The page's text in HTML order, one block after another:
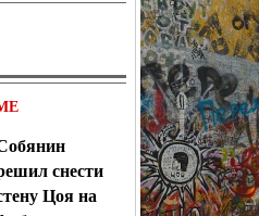
снести
Цоя на